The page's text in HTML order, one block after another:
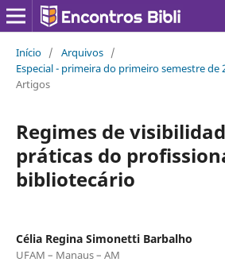
Início / Arquivos /
Especial - primeira do primeiro semestre de
Artigos
Regimes de
práticas do
bibliotecário
Célia Regina Simonetti Barbalho
UFAM – Manaus – AM